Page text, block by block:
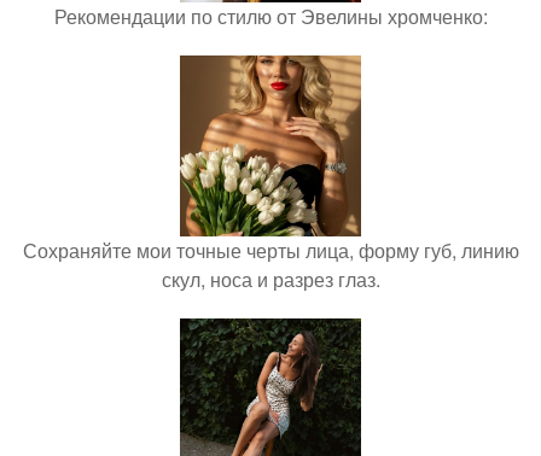
Рекомендации по стилю от Эвелины хромченко:
Сохраняйте мои точные черты лица, форму губ, линию
скул, носа и разрез глаз.